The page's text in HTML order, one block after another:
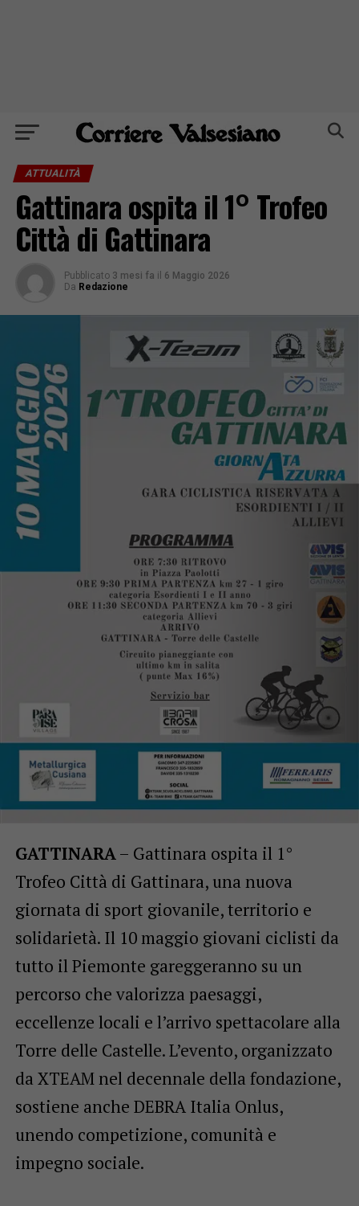
ATTUALITÀ
Gattinara ospita il 1° Trofeo
Città di Gattinara
Pubblicato 3 mesi fa il 6 Maggio 2026
Da Redazione
GATTINARA– Gattinara ospita il 1°
Trofeo Città di Gattinara, una nuova
giornata di sport giovanile, territorio e
solidarietà. Il 10 maggio giovani ciclisti da
tutto il Piemonte gareggeranno su un
percorso che valorizza paesaggi,
eccellenze locali e l’arrivo spettacolare alla
Torre delle Castelle. L’evento, organizzato
da XTEAM nel decennale della fondazione,
sostiene anche DEBRA Italia Onlus,
unendo competizione, comunità e
impegno sociale.